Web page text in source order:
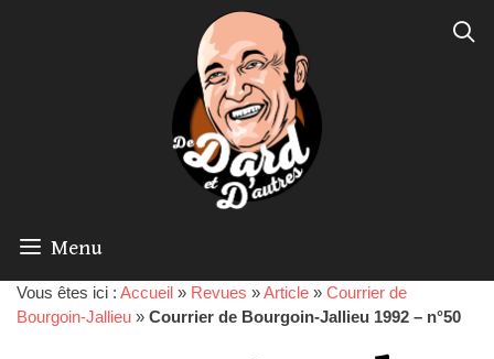
Menu
Vous êtes ici : Accueil » Revues »Article » Courrier de
Bourgoin-Jallieu » Courrier de Bourgoin-Jallieu 1992 – n°50